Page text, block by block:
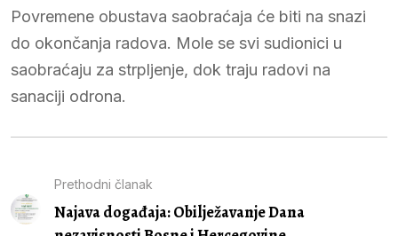
Povremene obustava saobraćaja će biti na snazi
do okončanja radova. Mole se svi sudionici u
saobraćaju za strpljenje, dok traju radovi na
sanaciji odrona.
Prethodni članak
Najava događaja: Obilježavanje Dana